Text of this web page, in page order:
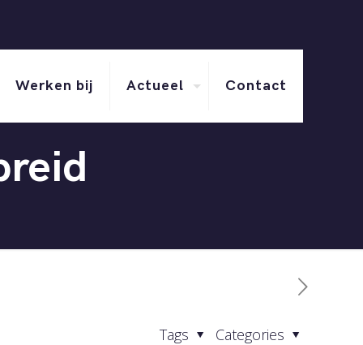
Werken bij Actueel Contact
Categories
Tags